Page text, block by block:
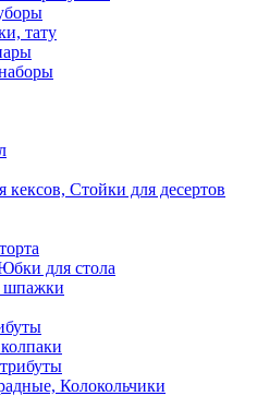
тату
кексов, Стойки для десертов
для стола
шпажки
Колокольчики